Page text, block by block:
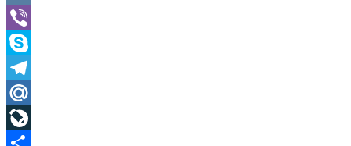
VK
Viber
Skype
Telegram
Mail.Ru
LiveJournal